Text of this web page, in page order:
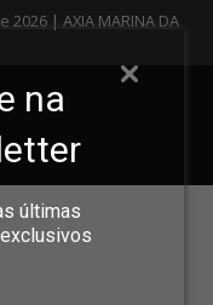
na
últimas
2026 | AXIA MARINA DA